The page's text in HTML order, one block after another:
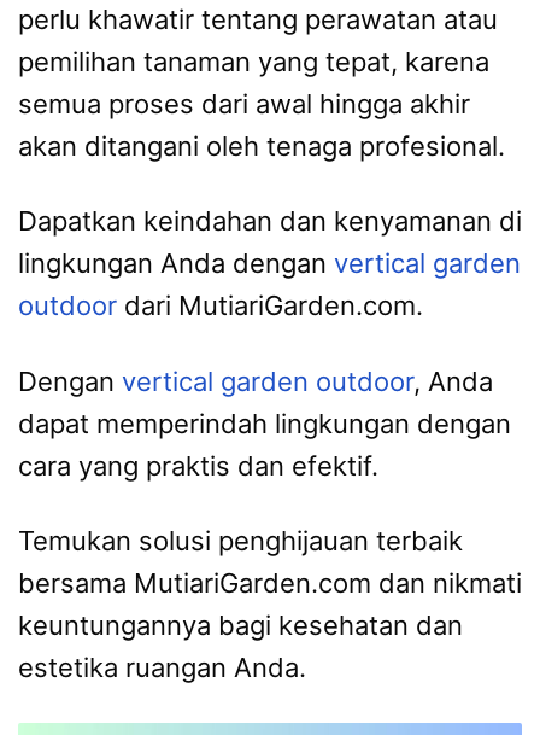
perlu khawatir tentang perawatan atau
pemilihan tanaman yang tepat, karena
semua proses dari awal hingga akhir
akan ditangani oleh tenaga profesional.
Dapatkan keindahan dan kenyamanan di
lingkungan Anda dengan vertical garden
outdoor dari MutiariGarden.com.
Dengan vertical garden outdoor, Anda
dapat memperindah lingkungan dengan
cara yang praktis dan efektif.
Temukan solusi penghijauan terbaik
bersama MutiariGarden.com dan nikmati
keuntungannya bagi kesehatan dan
estetika ruangan Anda.